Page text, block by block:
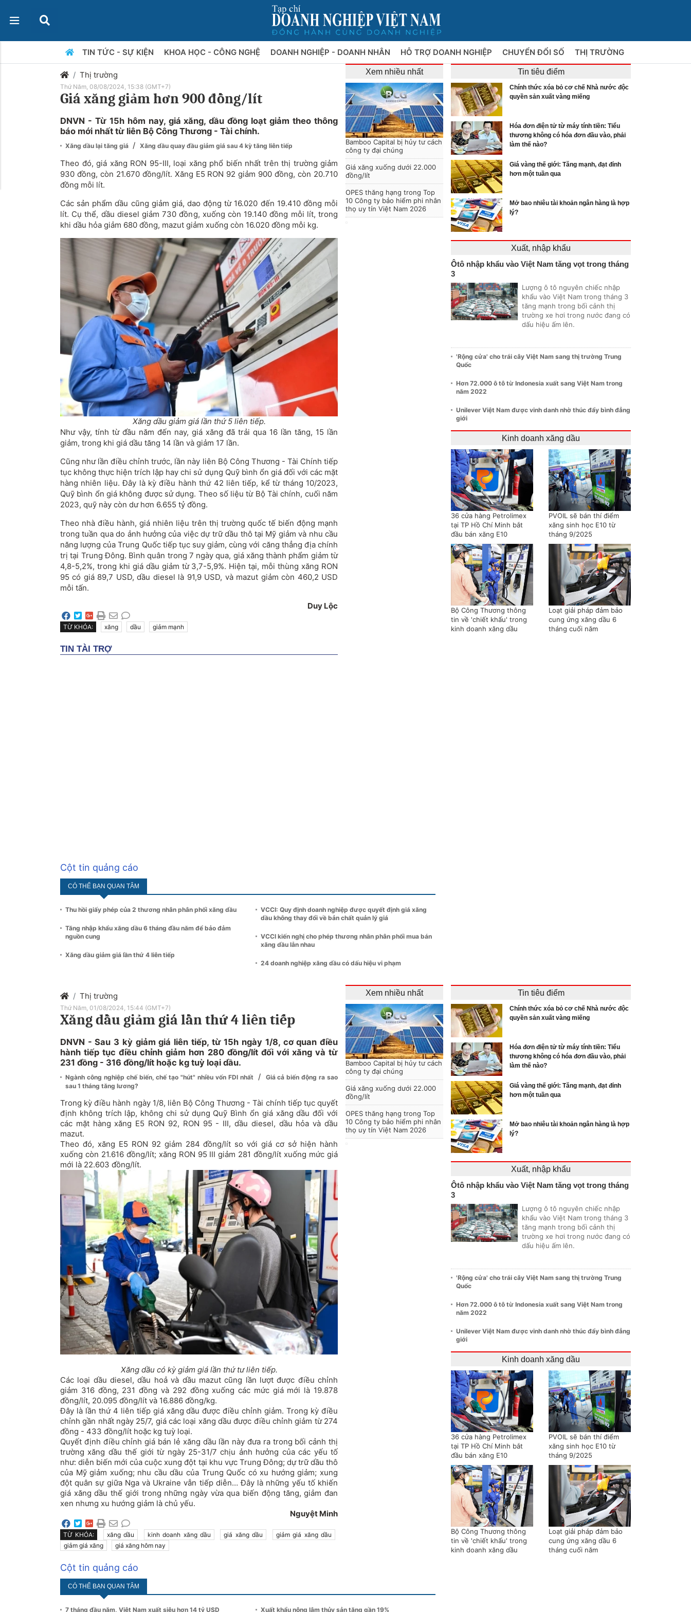
TIN TỨC - SỰ KIỆN KHOA HỌC - CÔNG NGHỆ DOANH NGHIỆP - DOANH NHÂN HỖ TRỢ DOANH NGHIỆP CHUYỂN ĐỔI SỐ THỊ TRƯỜNG
Thị trường
Thứ Năm, 08/08/2024, 15:38 (GMT+7)
Giá xăng giảm hơn 900 đồng/lít
DNVN - Từ 15h hôm nay, giá xăng, dầu đồng loạt giảm theo thông
báo mới nhất từ liên Bộ Công Thương - Tài chính.
Xăng dầu lại tăng giá / Xăng dầu quay đầu giảm giá sau 4 kỳ tăng liên tiếp
Theo đó, giá xăng RON 95-III, loại xăng phổ biến nhất trên thị trường giảm
930 đồng, còn 21.670 đồng/lít. Xăng E5 RON 92 giảm 900 đồng, còn 20.710
đồng mỗi lít.
Các sản phẩm dầu cũng giảm giá, dao động từ 16.020 đến 19.410 đồng mỗi
lít. Cụ thể, dầu diesel giảm 730 đồng, xuống còn 19.140 đồng mỗi lít, trong
khi dầu hỏa giảm 680 đồng, mazut giảm xuống còn 16.020 đồng mỗi kg.
Xăng dầu giảm giá lần thứ 5 liên tiếp.
Như vậy, tính từ đầu năm đến nay, giá xăng đã trải qua 16 lần tăng, 15 lần
giảm, trong khi giá dầu tăng 14 lần và giảm 17 lần.
Cũng như lần điều chỉnh trước, lần này liên Bộ Công Thương - Tài Chính tiếp
tục không thực hiện trích lập hay chi sử dụng Quỹ bình ổn giá đối với các mặt
hàng nhiên liệu. Đây là kỳ điều hành thứ 42 liên tiếp, kể từ tháng 10/2023,
Quỹ bình ổn giá không được sử dụng. Theo số liệu từ Bộ Tài chính, cuối năm
2023, quỹ này còn dư hơn 6.655 tỷ đồng.
Theo nhà điều hành, giá nhiên liệu trên thị trường quốc tế biến động mạnh
trong tuần qua do ảnh hưởng của việc dự trữ dầu thô tại Mỹ giảm và nhu cầu
năng lượng của Trung Quốc tiếp tục suy giảm, cùng với căng thẳng địa chính
trị tại Trung Đông. Bình quân trong 7 ngày qua, giá xăng thành phẩm giảm từ
4,8-5,2%, trong khi giá dầu giảm từ 3,7-5,9%. Hiện tại, mỗi thùng xăng RON
95 có giá 89,7 USD, dầu diesel là 91,9 USD, và mazut giảm còn 460,2 USD
mỗi tấn.
Duy Lộc
TỪ KHÓA: xăng dầu giảm mạnh
Xem nhiều nhất
Bamboo Capital bị hủy tư cách
công ty đại chúng
Giá xăng xuống dưới 22.000
đồng/lít
OPES thăng hạng trong Top
10 Công ty bảo hiểm phi nhân
thọ uy tín Việt Nam 2026
Cột tin quảng cáo
CÓ THỂ BẠN QUAN TÂM
Thu hồi giấy phép của 2 thương nhân phân phối xăng dầu
Tăng nhập khẩu xăng dầu 6 tháng đầu năm để bảo đảm
nguồn cung
Xăng dầu giảm giá lần thứ 4 liên tiếp
VCCI: Quy định doanh nghiệp được quyết định giá xăng
dầu không thay đổi về bản chất quản lý giá
VCCI kiến nghị cho phép thương nhân phân phối mua bán
xăng dầu lẫn nhau
24 doanh nghiệp xăng dầu có dấu hiệu vi phạm
Tin tiêu điểm
Chính thức xóa bỏ cơ chế Nhà nước độc
quyền sản xuất vàng miếng
Hóa đơn điện tử từ máy tính tiền: Tiểu
thương không có hóa đơn đầu vào, phải
làm thế nào?
Giá vàng thế giới: Tăng mạnh, đạt đỉnh
hơn một tuần qua
Mở bao nhiêu tài khoản ngân hàng là hợp
lý?
Xuất, nhập khẩu
Ôtô nhập khẩu vào Việt Nam tăng vọt trong tháng
3
Lượng ô tô nguyên chiếc nhập
khẩu vào Việt Nam trong tháng 3
tăng mạnh trong bối cảnh thị
trường xe hơi trong nước đang có
dấu hiệu ấm lên.
'Rộng cửa' cho trái cây Việt Nam sang thị trường Trung
Quốc
Hơn 72.000 ô tô từ Indonesia xuất sang Việt Nam trong
năm 2022
Unilever Việt Nam được vinh danh nhờ thúc đẩy bình đẳng
giới
Kinh doanh xăng dầu
36 cửa hàng Petrolimex
tại TP Hồ Chí Minh bắt
đầu bán xăng E10
PVOIL sẽ bán thí điểm
xăng sinh học E10 từ
tháng 9/2025
Bộ Công Thương thông
tin về 'chiết khấu' trong
kinh doanh xăng dầu
Loạt giải pháp đảm bảo
cung ứng xăng dầu 6
tháng cuối năm
Thị trường
Thứ Năm, 01/08/2024, 15:44 (GMT+7)
Xăng dầu giảm giá lần thứ 4 liên tiếp
DNVN - Sau 3 kỳ giảm giá liên tiếp, từ 15h ngày 1/8, cơ quan điều
hành tiếp tục điều chỉnh giảm hơn 280 đồng/lít đối với xăng và từ
231 đồng - 316 đồng/lít hoặc kg tuỳ loại dầu.
Ngành công nghiệp chế biến, chế tạo "hút" nhiều vốn FDI nhất /
Giá cả biến động ra sao
sau 1 tháng tăng lương?
Trong kỳ điều hành ngày 1/8, liên Bộ Công Thương - Tài chính tiếp tục quyết
định không trích lập, không chi sử dụng Quỹ Bình ổn giá xăng dầu đối với
các mặt hàng xăng E5 RON 92, RON 95 - III, dầu diesel, dầu hỏa và dầu
mazut.
Theo đó, xăng E5 RON 92 giảm 284 đồng/lít so với giá cơ sở hiện hành
xuống còn 21.616 đồng/lít; xăng RON 95 III giảm 281 đồng/lít xuống mức giá
mới là 22.603 đồng/lít.
Xăng dầu có kỳ giảm giá lần thứ tư liên tiếp.
Các loại dầu diesel, dầu hoả và dầu mazut cũng lần lượt được điều chỉnh
giảm 316 đồng, 231 đồng và 292 đồng xuống các mức giá mới là 19.878
đồng/lít, 20.095 đồng/lít và 16.886 đồng/kg.
Đây là lần thứ 4 liên tiếp giá xăng dầu được điều chỉnh giảm. Trong kỳ điều
chỉnh gần nhất ngày 25/7, giá các loại xăng dầu được điều chỉnh giảm từ 274
đồng - 433 đồng/lít hoặc kg tuỳ loại.
Quyết định điều chỉnh giá bán lẻ xăng dầu lần này đưa ra trong bối cảnh thị
trường xăng dầu thế giới từ ngày 25-31/7 chịu ảnh hưởng của các yếu tố
như: diễn biến mới của cuộc xung đột tại khu vực Trung Đông; dự trữ dầu thô
của Mỹ giảm xuống; nhu cầu dầu của Trung Quốc có xu hướng giảm; xung
đột quân sự giữa Nga và Ukraine vẫn tiếp diễn… Đây là những yếu tố khiến
giá xăng dầu thế giới trong những ngày vừa qua biến động tăng, giảm đan
xen nhưng xu hướng giảm là chủ yếu.
Nguyệt Minh
TỪ KHÓA: xăng dầu kinh doanh xăng dầu giá xăng dầu
giảm giá xăng dầu
giảm giá xăng
giá xăng hôm nay
Xem nhiều nhất
Bamboo Capital bị hủy tư cách
công ty đại chúng
Giá xăng xuống dưới 22.000
đồng/lít
OPES thăng hạng trong Top
10 Công ty bảo hiểm phi nhân
thọ uy tín Việt Nam 2026
Cột tin quảng cáo
CÓ THỂ BẠN QUAN TÂM
7 tháng đầu năm, Việt Nam xuất siêu hơn 14 tỷ USD Xuất khẩu nông lâm thủy sản tăng gần 19%
Tin tiêu điểm
Chính thức xóa bỏ cơ chế Nhà nước độc
quyền sản xuất vàng miếng
Hóa đơn điện tử từ máy tính tiền: Tiểu
thương không có hóa đơn đầu vào, phải
làm thế nào?
Giá vàng thế giới: Tăng mạnh, đạt đỉnh
hơn một tuần qua
Mở bao nhiêu tài khoản ngân hàng là hợp
lý?
Xuất, nhập khẩu
Ôtô nhập khẩu vào Việt Nam tăng vọt trong tháng
3
Lượng ô tô nguyên chiếc nhập
khẩu vào Việt Nam trong tháng 3
tăng mạnh trong bối cảnh thị
trường xe hơi trong nước đang có
dấu hiệu ấm lên.
'Rộng cửa' cho trái cây Việt Nam sang thị trường Trung
Quốc
Hơn 72.000 ô tô từ Indonesia xuất sang Việt Nam trong
năm 2022
Unilever Việt Nam được vinh danh nhờ thúc đẩy bình đẳng
giới
Kinh doanh xăng dầu
36 cửa hàng Petrolimex
tại TP Hồ Chí Minh bắt
đầu bán xăng E10
PVOIL sẽ bán thí điểm
xăng sinh học E10 từ
tháng 9/2025
Bộ Công Thương thông
tin về 'chiết khấu' trong
kinh doanh xăng dầu
Loạt giải pháp đảm bảo
cung ứng xăng dầu 6
tháng cuối năm